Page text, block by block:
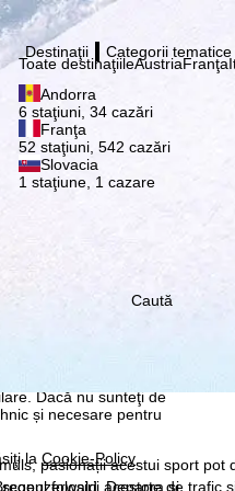
pe care noi, TravelTrex
folosind informații
recomandări
nevoie de
anumitor date cu
Google sau Microsoft în
Dacă nu sunteţi de
și necesare pentru
la Cookie-Policy
folosirii acestora şi
Abonează
Destinaţii
Toate destinaţiileAustriaFranţa
Andorra
6 staţiuni, 34 cazări
Franţa
52 staţiuni, 542 cazări
Slovacia
1 staţiune, 1 cazare
Categorii
Caută
pasionații acestui sport pot
Departe de trafic